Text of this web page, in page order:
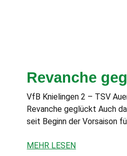
Revanche
VfB Knielingen 2 – TSV
Revanche geglückt Auch
seit Beginn der Vorsaison
MEHR LESEN